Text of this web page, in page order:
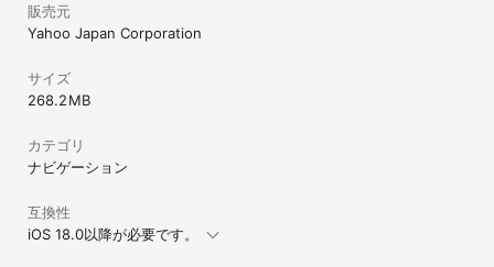
・曜日、時間ごとの混雑度をグラフで表示します。
・普段と比較して現在どれくらい混んでいるかわかります。
る行動の参考としてご活用ください。
■電車の混雑度がわかる
のアイコンを表示します。
・検索結果の詳細画面では、駅区間ごとに混雑度を表示します。
■その他の便利な機能
・有名なランドマークをイラストで表示。
販売元
Yahoo Japan Corporation
サイズ
268.2 MB
カテゴリ
ナビゲーション
互換性
iOS 18.0以降が必要です。